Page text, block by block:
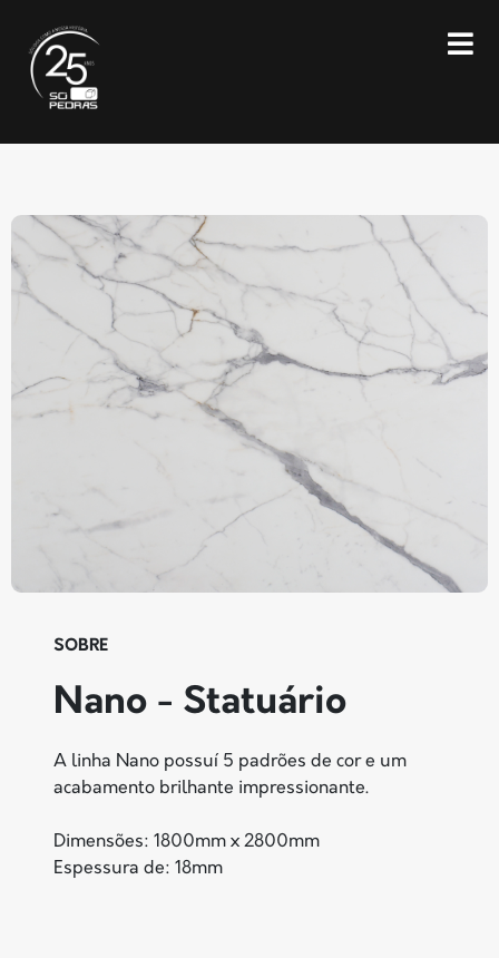
SOBRE
Nano - Statuário
A linha Nano possuí 5 padrões de cor e um
acabamento brilhante impressionante.
Dimensões: 1800mm x 2800mm
Espessura de: 18mm